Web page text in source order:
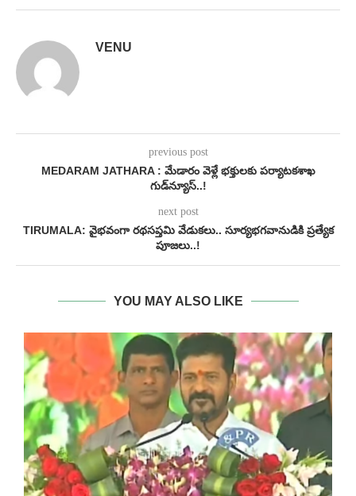
VENU
previous post
MEDARAM JATHARA : మేడారం వెళ్లే భక్తులకు‌ పర్యాటకశాఖ
గుడ్‌న్యూస్..!
next post
TIRUMALA: వైభవంగా రథసప్తమి వేడుకలు.. సూర్యభగవానుడికి ప్రత్యేక
పూజలు..!
YOU MAY ALSO LIKE